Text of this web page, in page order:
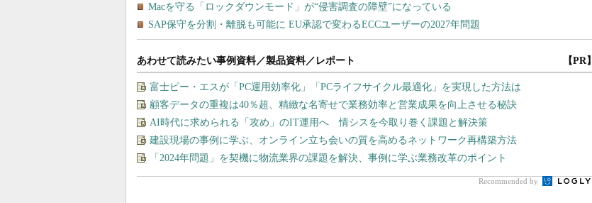
あわせて読みたい事例資料／製品資料／レポート 【PR】
富士ピー・エスが「PC運用効率化」「PCライフサイクル最適化」を実現した方法は
顧客データの重複は40％超、精緻な名寄せで業務効率と営業成果を向上させる秘訣
AI時代に求められる「攻め」のIT運用へ 情シスを今取り巻く課題と解決策
建設現場の事例に学ぶ、オンライン立ち会いの質を高めるネットワーク再構築方法
「2024年問題」を契機に物流業界の課題を解決、事例に学ぶ業務改革のポイント
Recommended by